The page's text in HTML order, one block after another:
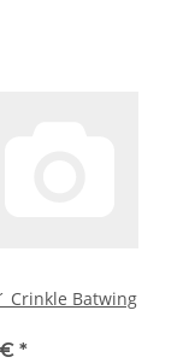
Crinkle Batwing
*